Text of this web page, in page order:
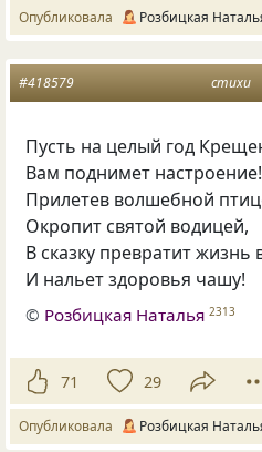
Опубликовала Розбицкая
стихи
#418579
Пусть на целый год
Вам поднимет настроение!
Прилетев волшебной
Окропит святой водицей,
В сказку превратит жизнь
И нальет здоровья чашу!
© Розбицкая Наталья 2313
71 29
Опубликовала Розбицкая